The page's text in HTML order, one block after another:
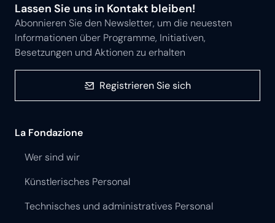
Lassen Sie uns in Kontakt bleiben!
Abonnieren Sie den Newsletter, um die neuesten
Informationen über Programme, Initiativen,
Besetzungen und Aktionen zu erhalten
Registrieren Sie sich
La Fondazione
Wer sind wir
Künstlerisches Personal
Technisches und administratives Personal